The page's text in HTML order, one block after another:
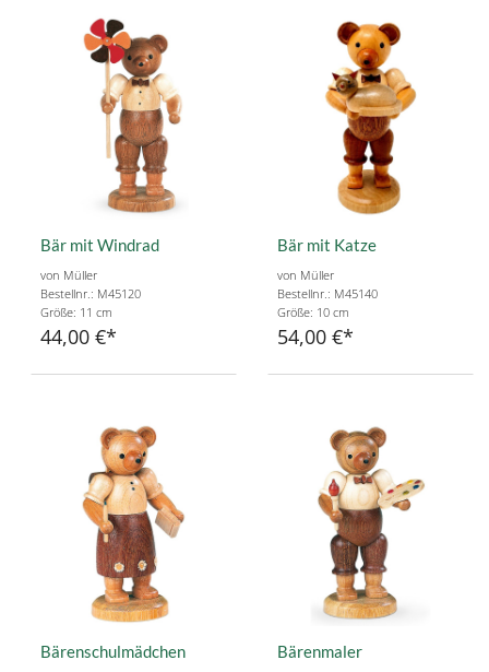
Bär mit Windrad
von Müller
Bestellnr.: M45120
Größe: 11 cm
44,00 €
Bär mit Katze
von Müller
Bestellnr.: M45140
Größe: 10 cm
54,00 €
Bärenschulmädchen Bärenmaler